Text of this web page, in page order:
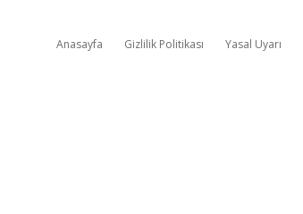
Anasayfa Gizlilik Politikası Yasal Uyarı